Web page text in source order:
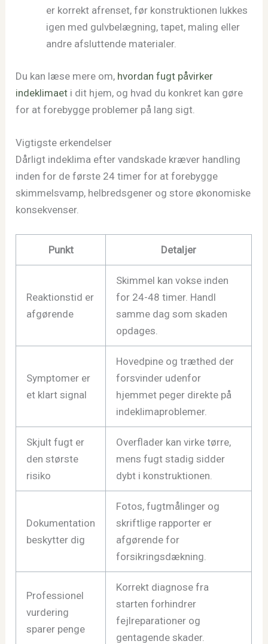
er korrekt afrenset, før konstruktionen lukkes
igen med gulvbelægning, tapet, maling eller
andre afsluttende materialer.
Du kan læse mere om, hvordan fugt påvirker
indeklimaet i dit hjem, og hvad du konkret kan gøre
for at forebygge problemer på lang sigt.
Vigtigste erkendelser
Dårligt indeklima efter vandskade kræver handling
inden for de første 24 timer for at forebygge
skimmelsvamp, helbredsgener og store økonomiske
konsekvenser.
Punkt Detaljer
Reaktionstid er
afgørende
Skimmel kan vokse inden
for 24-48 timer. Handl
samme dag som skaden
opdages.
Symptomer er
et klart signal
Hovedpine og træthed der
forsvinder udenfor
hjemmet peger direkte på
indeklimaproblemer.
Skjult fugt er
den største
risiko
Overflader kan virke tørre,
mens fugt stadig sidder
dybt i konstruktionen.
Dokumentation
beskytter dig
Fotos, fugtmålinger og
skriftlige rapporter er
afgørende for
forsikringsdækning.
Professionel
vurdering
sparer penge
Korrekt diagnose fra
starten forhindrer
fejlreparationer og
gentagende skader.